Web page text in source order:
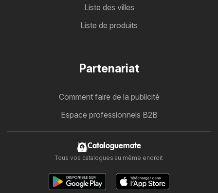
Liste des villes
Liste de produits
Partenariat
Comment faire de la publicité
Espace professionnels B2B
Cataloguemate
Tous vos catalogues au même endroit